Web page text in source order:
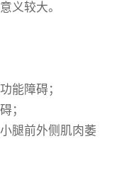
义较大。
能障碍；
；
腿前外侧肌肉萎